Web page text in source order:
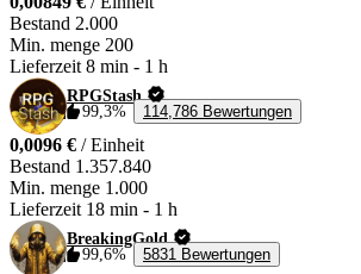
Bestand 2.000
Min. menge 200
Lieferzeit 8 min - 1 h
RPGStash
99,3%
114,786 Bewertungen
0,0096 € / Einheit
Bestand 1.357.840
Min. menge 1.000
Lieferzeit 18 min - 1 h
BreakingGold
99,6%
5831 Bewertungen